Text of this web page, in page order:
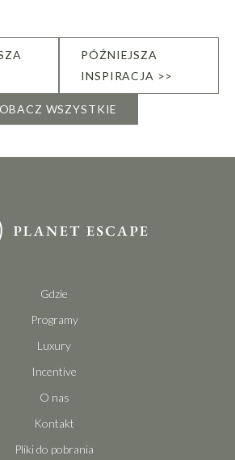
PÓŹNIEJSZA
INSPIRACJA >>
WSZYSTKIE
Gdzie
Programy
Luxury
Incentive
O nas
Kontakt
Pliki do pobrania